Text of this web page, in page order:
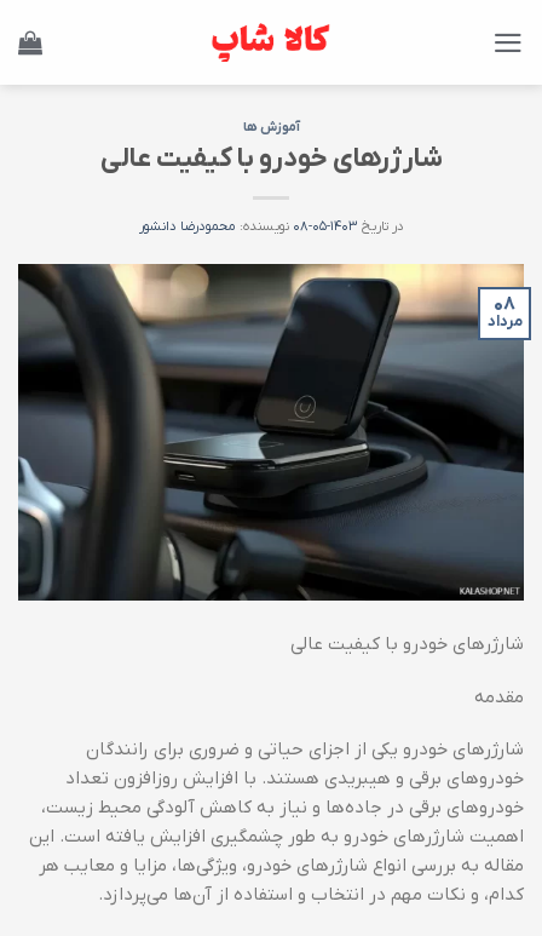
آموزش ها
شارژرهای خودرو با کیفیت عالی
در تاریخ ۱۴۰۳-۰۵-۰۸ نویسنده: محمودرضا دانشور
۰۸
مرداد
شارژرهای خودرو با کیفیت عالی
مقدمه
شارژرهای خودرو یکی از اجزای حیاتی و ضروری برای رانندگان
خودروهای برقی و هیبریدی هستند. با افزایش روزافزون تعداد
خودروهای برقی در جاده‌ها و نیاز به کاهش آلودگی محیط زیست،
اهمیت شارژرهای خودرو به طور چشمگیری افزایش یافته است. این
مقاله به بررسی انواع شارژرهای خودرو، ویژگی‌ها، مزایا و معایب هر
کدام، و نکات مهم در انتخاب و استفاده از آن‌ها می‌پردازد.